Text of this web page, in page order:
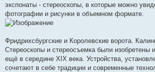
е
н
и
е
экспонаты - стереоскопы, в которые можно
фотографии и рисунки в объемном формате.
Фридрихсбургские и Королевские ворота.
Стереоскопы и стереосъемка были изобретены
ещё в середине XIX века. Устройства,
сочетают в себе традиции и современные